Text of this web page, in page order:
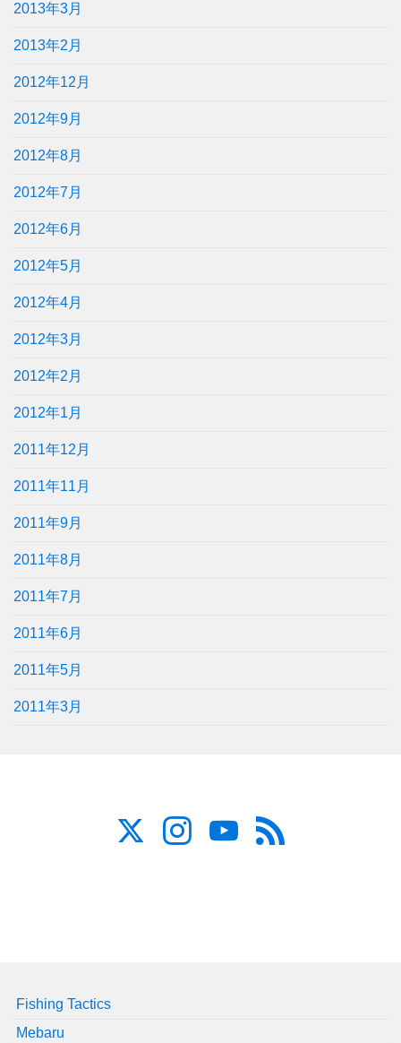
2013年3月
2013年2月
2012年12月
2012年9月
2012年8月
2012年7月
2012年6月
2012年5月
2012年4月
2012年3月
2012年2月
2012年1月
2011年12月
2011年11月
2011年9月
2011年8月
2011年7月
2011年6月
2011年5月
2011年3月
Fishing Tactics
Mebaru